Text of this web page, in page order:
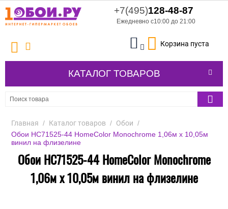
+7(495)128-48-87
Ежедневно с10:00 до 21:00
Корзина пуста
КАТАЛОГ ТОВАРОВ
Главная / Каталог товаров / Обои /
Обои HC71525-44 HomeColor Monochrome 1,06м х 10,05м
винил на флизелине
Обои HC71525-44 HomeColor Monochrome
1,06м х 10,05м винил на флизелине